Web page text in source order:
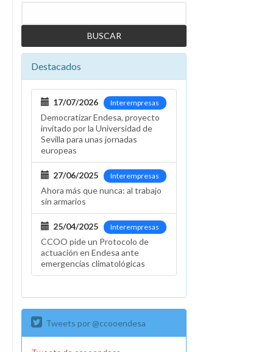
Destacados
Interempresas
17/07/2026
Democratizar Endesa, proyecto
invitado por la Universidad de
Sevilla para unas jornadas
europeas
Interempresas
27/06/2025
Ahora más que nunca: al trabajo
sin armarios
Interempresas
25/04/2025
CCOO pide un Protocolo de
actuación en Endesa ante
emergencias climatológicas
Tweets por @ccooendesa